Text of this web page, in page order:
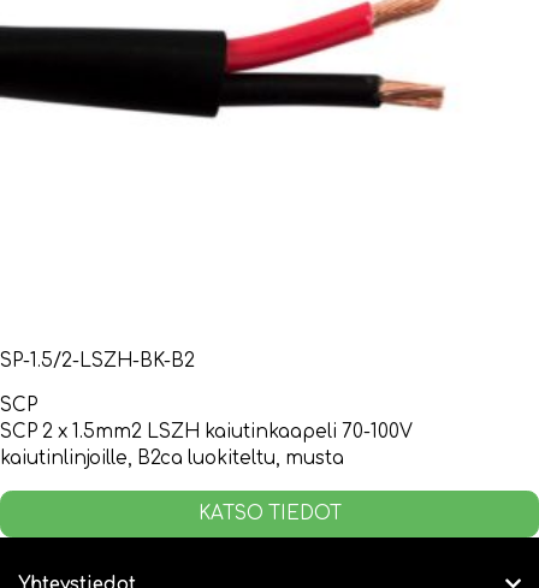
SP-1.5/2-LSZH-BK-B2
SCP
SCP 2 x 1.5mm2 LSZH kaiutinkaapeli 70-100V
kaiutinlinjoille, B2ca luokiteltu, musta
KATSO TIEDOT